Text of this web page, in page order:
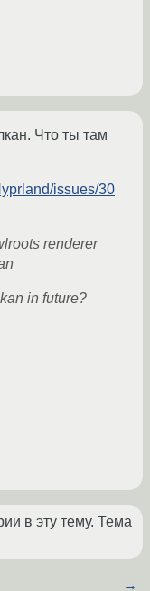
Что ты там
issues/30
renderer
in future?
в эту тему. Тема
→